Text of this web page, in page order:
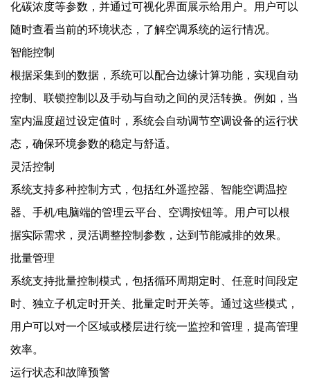
化碳浓度等参数，并通过可视化界面展示给用户。用户可以
随时查看当前的环境状态，了解空调系统的运行情况。
智能控制
根据采集到的数据，系统可以配合边缘计算功能，实现自动
控制、联锁控制以及手动与自动之间的灵活转换。例如，当
室内温度超过设定值时，系统会自动调节空调设备的运行状
态，确保环境参数的稳定与舒适。
灵活控制
系统支持多种控制方式，包括红外遥控器、智能空调温控
器、手机/电脑端的管理云平台、空调按钮等。用户可以根
据实际需求，灵活调整控制参数，达到节能减排的效果。
批量管理
系统支持批量控制模式，包括循环周期定时、任意时间段定
时、独立子机定时开关、批量定时开关等。通过这些模式，
用户可以对一个区域或楼层进行统一监控和管理，提高管理
效率。
运行状态和故障预警